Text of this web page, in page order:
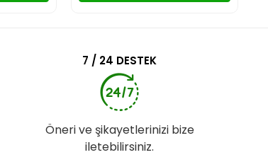
7 / 24 DESTEK
Öneri ve şikayetlerinizi bize
iletebilirsiniz.